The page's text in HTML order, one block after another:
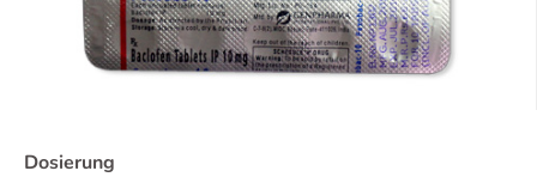
Dosierung